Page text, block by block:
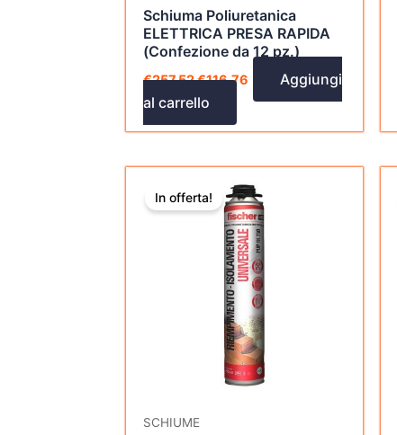
Schiuma Poliuretanica
ELETTRICA PRESA RAPIDA
(Confezione da 12 pz.)
€257,52€116,76
Aggiungi
al carrello
In offerta!
SCHIUME
prezzo
originale
€173,52.
prezzo
attuale
è:
€57,29.